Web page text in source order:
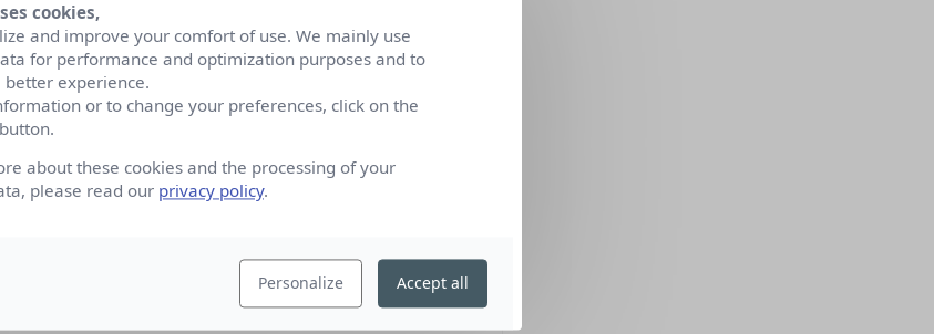
annonceurs, agences et prescripteurs du
de la semaine.
:
cookies,
and improve your comfort of use. We mainly use
for performance and optimization purposes and to
better experience.
or to change your preferences, click on the
about these cookies and the processing of your
please read our privacy policy.
Personalize Accept all